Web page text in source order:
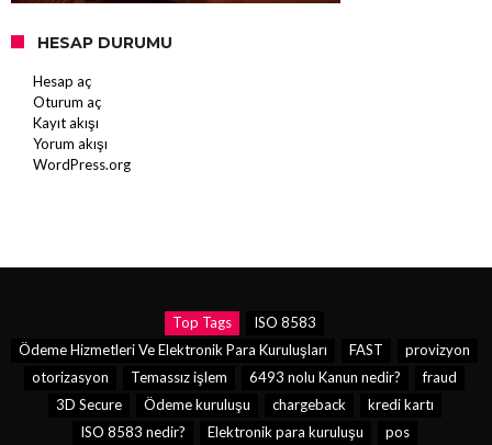
HESAP DURUMU
Hesap aç
Oturum aç
Kayıt akışı
Yorum akışı
WordPress.org
Top Tags
ISO 8583
Ödeme Hizmetleri Ve Elektronik Para Kuruluşları
FAST
provizyon
otorizasyon
Temassız işlem 6493 nolu Kanun nedir?
fraud
3D Secure
Ödeme kuruluşu chargeback
kredi kartı
ISO 8583 nedir?
Elektronik para kuruluşu pos